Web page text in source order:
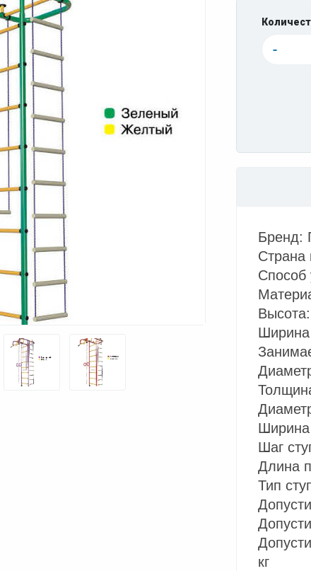
-
Бренд:
Страна
Способ
Ширина
Ширина
Шаг
Длина
Тип
кг